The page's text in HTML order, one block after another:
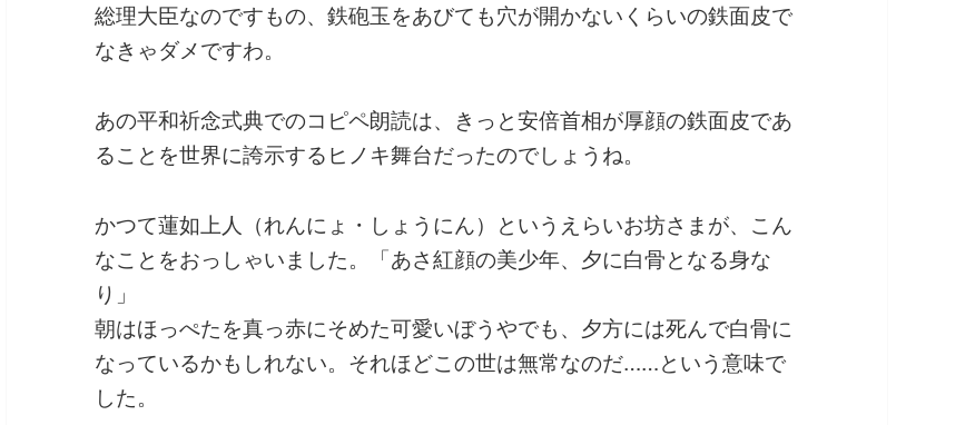
総理大臣なのですもの、鉄砲玉をあびても穴が開かないくらいの鉄面皮で
なきゃダメですわ。
あの平和祈念式典でのコピペ朗読は、きっと安倍首相が厚顔の鉄面皮であ
ることを世界に誇示するヒノキ舞台だったのでしょうね。
かつて蓮如上人（れんにょ・しょうにん）というえらいお坊さまが、こん
なことをおっしゃいました。「あさ紅顔の美少年、夕に白骨となる身な
り」
朝はほっぺたを真っ赤にそめた可愛いぼうやでも、夕方には死んで白骨に
なっているかもしれない。それほどこの世は無常なのだ……という意味で
した。